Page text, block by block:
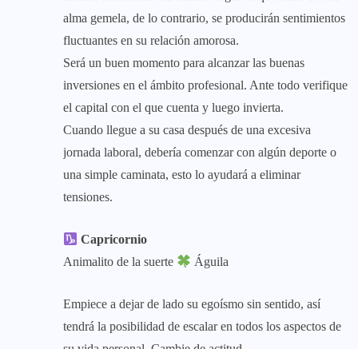
alma gemela, de lo contrario, se producirán sentimientos
fluctuantes en su relación amorosa.
Será un buen momento para alcanzar las buenas
inversiones en el ámbito profesional. Ante todo verifique
el capital con el que cuenta y luego invierta.
Cuando llegue a su casa después de una excesiva
jornada laboral, debería comenzar con algún deporte o
una simple caminata, esto lo ayudará a eliminar
tensiones.
Capricornio
Animalito de la suerte
Águila
Empiece a dejar de lado su egoísmo sin sentido, así
tendrá la posibilidad de escalar en todos los aspectos de